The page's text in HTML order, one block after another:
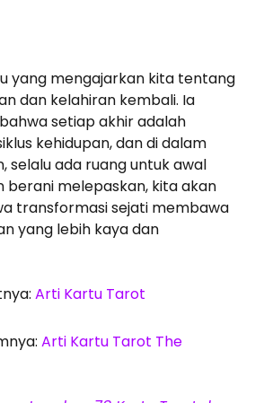
yang mengajarkan kita tentang
dan kelahiran kembali. Ia
setiap akhir adalah
kehidupan, dan di dalam
selalu ada ruang untuk awal
berani melepaskan, kita akan
transformasi sejati membawa
yang lebih kaya dan
Arti Kartu Tarot
Arti Kartu Tarot The